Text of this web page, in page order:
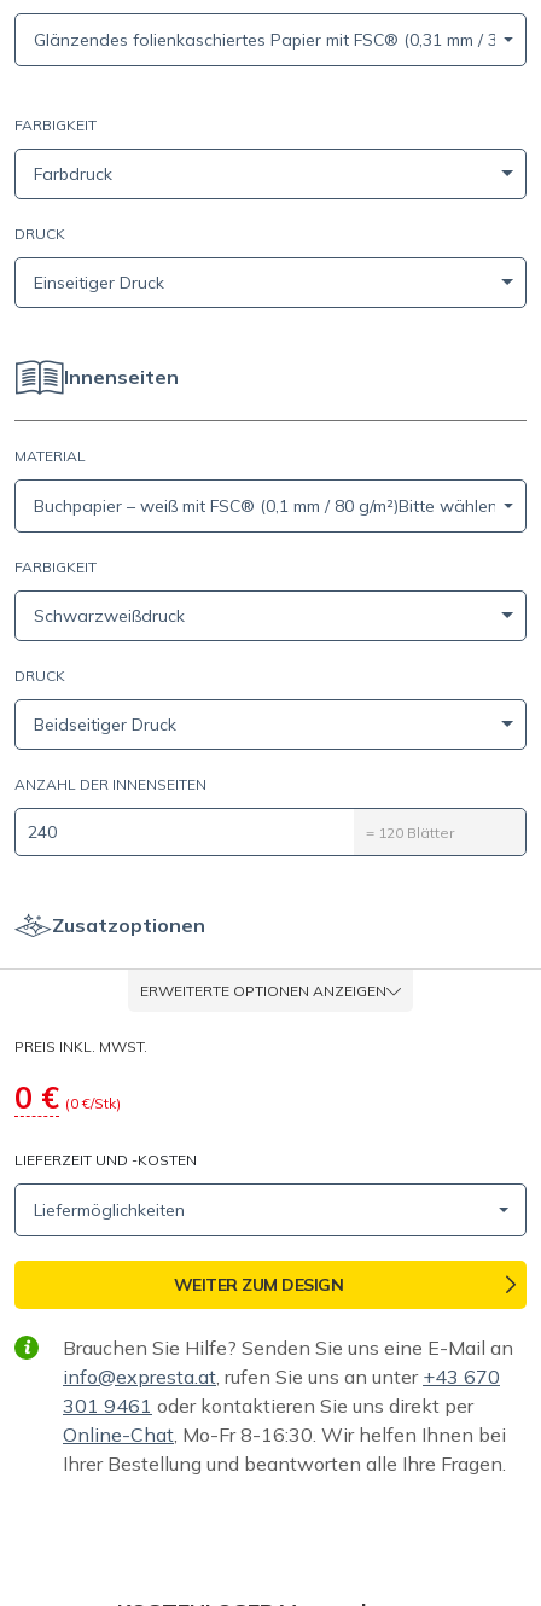
Glänzendes folienkaschiertes Papier mit FSC® (0,31 mm / 315 g/
FARBIGKEIT
Farbdruck
DRUCK
Einseitiger Druck
Innenseiten
MATERIAL
Buchpapier – weiß mit FSC® (0,1 mm / 80 g/m²)Bitte wählen
FARBIGKEIT
Schwarzweißdruck
DRUCK
Beidseitiger Druck
ANZAHL DER INNENSEITEN
= 120 Blätter
Zusatzoptionen
ERWEITERTE OPTIONEN ANZEIGEN
PREIS INKL. MWST.
0 € (0€/Stk)
Brauchen Sie Hilfe? Senden Sie uns eine E-Mail an
info@expresta.at, rufen Sie uns an unter +43 670
301 9461 oder kontaktieren Sie uns direkt per
Online-Chat, Mo-Fr 8-16:30. Wir helfen Ihnen bei
Ihrer Bestellung und beantworten alle Ihre Fragen.
LIEFERZEIT UND -KOSTEN
Liefermöglichkeiten
WEITER ZUM DESIGN